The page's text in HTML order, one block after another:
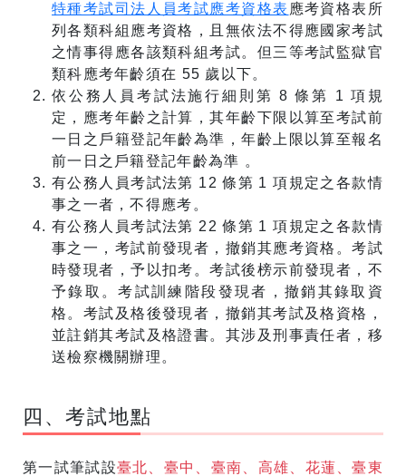
特種考試司法人員考試應考資格表 應考資格表所
列各類科組應考資格，且無依法不得應國家考試
之情事得應各該類科組考試。但三等考試監獄官
類科應考年齡須在 55 歲以下。
依公務人員考試法施行細則第 8 條第 1 項規
定，應考年齡之計算，其年齡下限以算至考試前
一日之戶籍登記年齡為準，年齡上限以算至報名
前一日之戶籍登記年齡為準 。
有公務人員考試法第 12 條第 1 項規定之各款情
事之一者，不得應考。
有公務人員考試法第 22 條第 1 項規定之各款情
事之一，考試前發現者，撤銷其應考資格。考試
時發現者，予以扣考。考試後榜示前發現者，不
予錄取。考試訓練階段發現者，撤銷其錄取資
格。考試及格後發現者，撤銷其考試及格資格，
並註銷其考試及格證書。其涉及刑事責任者，移
送檢察機關辦理。
四、考試地點
第一試筆試設臺北、臺中、臺南、高雄、花蓮、臺東